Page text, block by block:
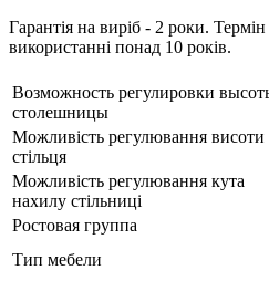
Гарантія на виріб - 2 роки.
використанні понад 10 років.
Возможность регулировки
столешницы
Можливість регулювання висоти
стільця
Можливість регулювання кута
нахилу стільниці
Ростовая группа
Тип мебели